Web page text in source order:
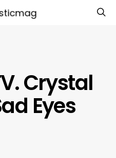
Crystal
Eyes